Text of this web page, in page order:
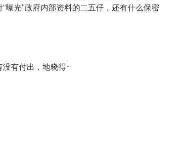
曝光”政府内部资料的二五仔，还有什么保密
有付出，地晓得~